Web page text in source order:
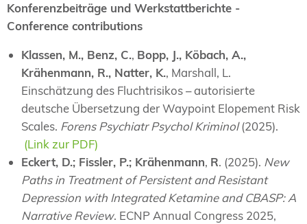
Konferenzbeiträge und Werkstattberichte -
Conference contributions
Klassen, M., Benz, C., Bopp, J., Köbach, A.,
Krähenmann, R., Natter, K., Marshall, L.
Einschätzung des Fluchtrisikos – autorisierte
deutsche Übersetzung der Waypoint Elopement Risk
Scales. Forens Psychiatr Psychol Kriminol(2025).
(Link zur PDF)
Eckert, D.; Fissler, P.; Krähenmann, R. (2025). New
Paths in Treatment of Persistent and Resistant
Depression with Integrated Ketamine and CBASP: A
Narrative Review. ECNP Annual Congress 2025,